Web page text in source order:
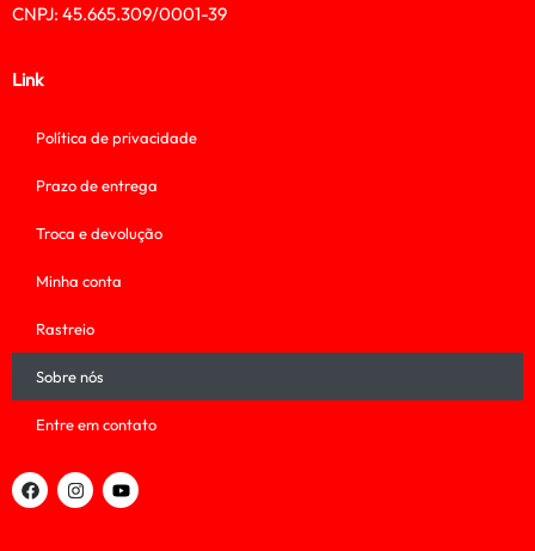
CNPJ: 45.665.309/0001-39
Link
Política de privacidade
Prazo de entrega
Troca e devolução
Minha conta
Rastreio
Sobre nós
Entre em contato